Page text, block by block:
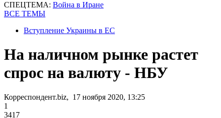
СПЕЦТЕМА: Война в Иране
ВСЕ ТЕМЫ
Вступление Украины в ЕС
На наличном рынке растет
спрос на валюту - НБУ
Корреспондент.biz, 17 ноября 2020, 13:25
1
3417